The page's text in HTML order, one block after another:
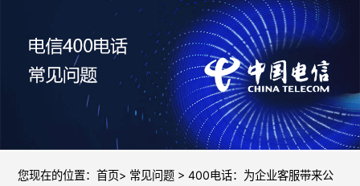
您现在的位置： 首页> 常见问题> 400电话：为企业客服带来公